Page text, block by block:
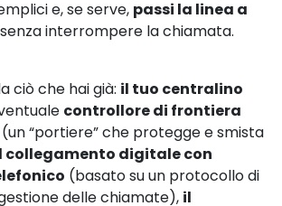
e, se serve, passi la linea a
senza interrompere la chiamata.
ciò che hai già: il tuo centralino
controllore di frontiera
(un “portiere” che protegge e smista
collegamento digitale con
(basato su un protocollo di
delle chiamate), il